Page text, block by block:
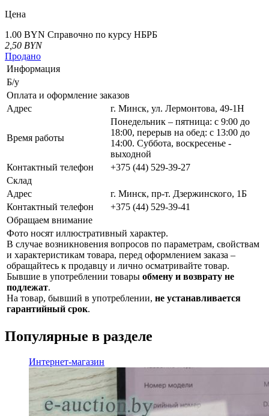
Цена
1.00 BYN Справочно по курсу НБРБ
2,50 BYN
Продано
Информация
Б/у
Оплата и оформление заказов
Адрес
г. Минск, ул. Лермонтова, 49-1Н
Время работы
Понедельник – пятница: с 9:00 до
18:00, перерыв на обед: с 13:00 до
14:00. Суббота, воскресенье -
выходной
Контактный телефон
+375 (44) 529-39-27
Склад
Адрес
г. Минск, пр-т. Дзержинского, 1Б
Контактный телефон
+375 (44) 529-39-41
Обращаем внимание
Фото носят иллюстративный характер.
В случае возникновения вопросов по параметрам, свойствам
и характеристикам товара, перед оформлением заказа –
обращайтесь к продавцу и лично осматривайте товар.
Бывшие в употреблении товары обмену и возврату не
подлежат.
На товар, бывший в употреблении, не устанавливается
гарантийный срок.
Популярные в разделе
Интернет-магазин